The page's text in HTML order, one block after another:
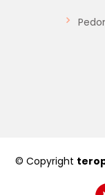
© Copyright